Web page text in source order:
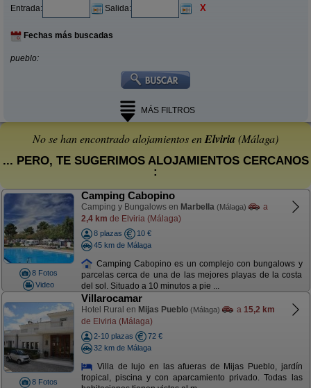
Entrada: Salida: X
Fechas más buscadas
pueblo:
MÁS FILTROS
No se han encontrado alojamientos enElviria (Málaga)
... PERO, TE SUGERIMOS ALOJAMIENTOS CERCANOS
:
8 Fotos
Video
Camping Cabopino
Camping y Bungalows en Marbella (Málaga)
a
2,4 km de Elviria (Málaga)
8 plazas
10 €
45 km de Málaga
Camping Cabopino es un complejo con bungalows y
parcelas cerca de una de las mejores playas de la costa
del sol. Situado a 10 minutos a pie ...
8 Fotos
Villarocamar
Hotel Rural en Mijas Pueblo (Málaga) a 15,2 km
de Elviria (Málaga)
2-10 plazas
72 €
32 km de Málaga
Villa de lujo en las afueras de Mijas Pueblo, jardín
tropical, piscina y con aparcamiento privado. Todas las